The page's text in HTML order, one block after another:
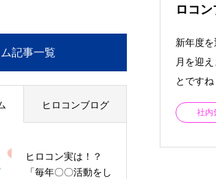
ロコ
新年度
月を迎
とです
社内
記事一覧
ヒロコンブログ
ヒロコン実は！？
「毎年〇〇活動をし